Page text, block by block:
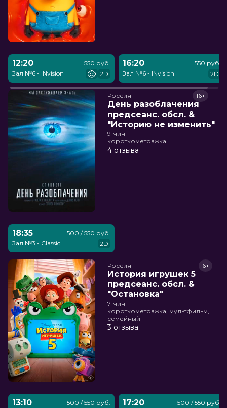
12:20
Зал №6 - INvision
550 руб.
2D
16:20
Зал №6 - INvision
550 руб.
2D
Россия
День разоблачения
предсеанс. обсл. &
"Историю не изменить"
16+
9 мин
короткометражка
4 отзыва
18:35
Зал №3 - Classic
500 / 550 руб.
2D
Россия
История игрушек 5
предсеанс. обсл. &
"Остановка"
6+
7 мин
короткометражка, мультфильм,
семейный
3 отзыва
13:10 500 / 550 руб. 17:20 500 / 550 руб.